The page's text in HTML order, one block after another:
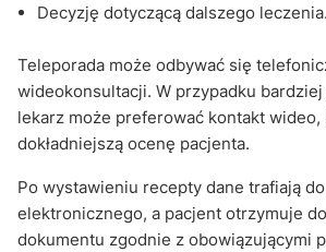
Decyzję dotyczącą dalszego leczenia.
Teleporada może odbywać się
wideokonsultacji. W przypadku bardziej
lekarz może preferować kontakt
dokładniejszą ocenę pacjenta.
Po wystawieniu recepty dane trafiają
elektronicznego, a pacjent otrzymuje
dokumentu zgodnie z obowiązującymi